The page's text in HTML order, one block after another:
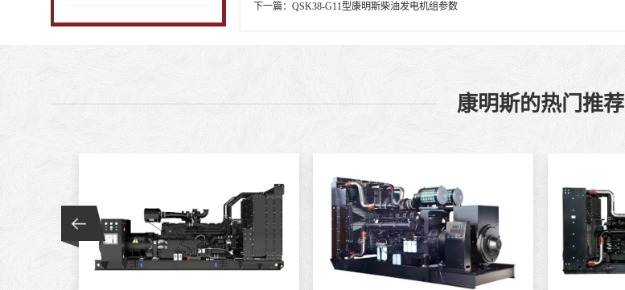
下一篇：QSK38-G11型康明斯柴油发电机组参数
康明斯的热门推荐